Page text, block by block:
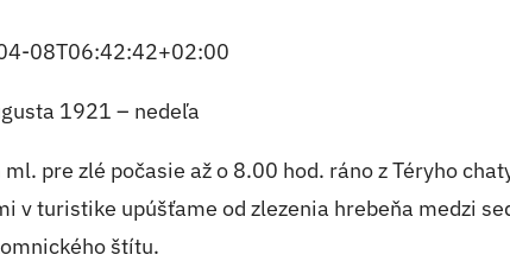
08T06:42:42+02:00
1921 – nedeľa
pre zlé počasie až o 8.00 hod. ráno z Téryho
turistike upúšťame od zlezenia hrebeňa medzi
štítu.